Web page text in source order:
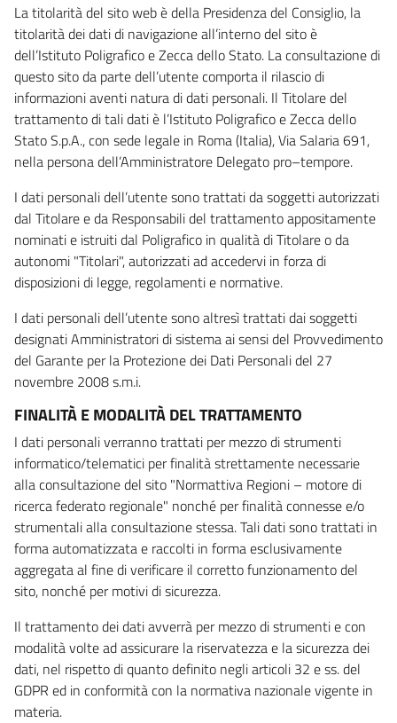
La titolarità del sito web è della Presidenza del Consiglio, la
titolarità dei dati di navigazione all’interno del sito è
dell’Istituto Poligrafico e Zecca dello Stato. La consultazione di
questo sito da parte dell’utente comporta il rilascio di
informazioni aventi natura di dati personali. Il Titolare del
trattamento di tali dati è l’Istituto Poligrafico e Zecca dello
Stato S.p.A., con sede legale in Roma (Italia), Via Salaria 691,
nella persona dell’Amministratore Delegato pro–tempore.
I dati personali dell’utente sono trattati da soggetti autorizzati
dal Titolare e da Responsabili del trattamento appositamente
nominati e istruiti dal Poligrafico in qualità di Titolare o da
autonomi "Titolari", autorizzati ad accedervi in forza di
disposizioni di legge, regolamenti e normative.
I dati personali dell’utente sono altresì trattati dai soggetti
designati Amministratori di sistema ai sensi del Provvedimento
del Garante per la Protezione dei Dati Personali del 27
novembre 2008 s.m.i.
FINALITÀ E MODALITÀ DEL TRATTAMENTO
I dati personali verranno trattati per mezzo di strumenti
informatico/telematici per finalità strettamente necessarie
alla consultazione del sito "Normattiva Regioni – motore di
ricerca federato regionale" nonché per finalità connesse e/o
strumentali alla consultazione stessa. Tali dati sono trattati in
forma automatizzata e raccolti in forma esclusivamente
aggregata al fine di verificare il corretto funzionamento del
sito, nonché per motivi di sicurezza.
Il trattamento dei dati avverrà per mezzo di strumenti e con
modalità volte ad assicurare la riservatezza e la sicurezza dei
dati, nel rispetto di quanto definito negli articoli 32 e ss. del
GDPR ed in conformità con la normativa nazionale vigente in
materia.